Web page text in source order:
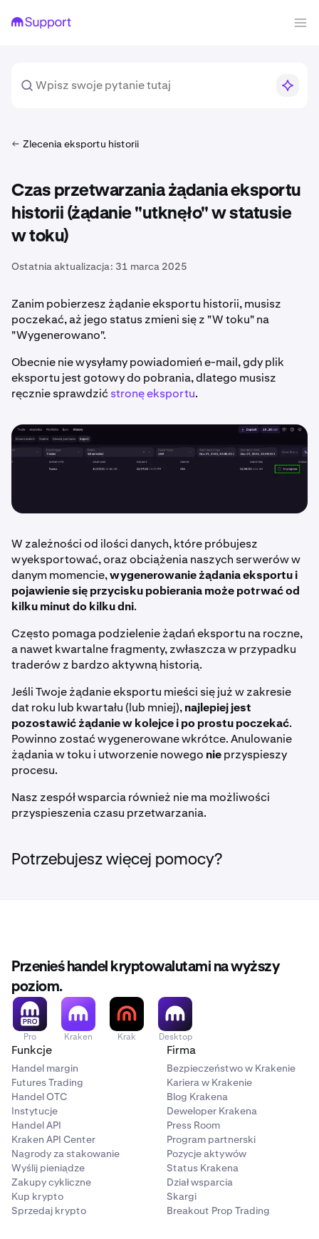
Zlecenia eksportu historii
Czas przetwarzania żądania eksportu
historii (żądanie "utknęło" w statusie
w toku)
Ostatnia aktualizacja: 31 marca 2025
Zanim pobierzesz żądanie eksportu historii, musisz
poczekać, aż jego status zmieni się z "W toku" na
"Wygenerowano".
Obecnie nie wysyłamy powiadomień e-mail, gdy plik
eksportu jest gotowy do pobrania, dlatego musisz
ręcznie sprawdzićstronę eksportu.
W zależności od ilości danych, które próbujesz
wyeksportować, oraz obciążenia naszych serwerów w
danym momencie,wygenerowanie żądania eksportu i
pojawienie się przycisku pobierania może potrwać od
kilku minut do kilku dni.
Często pomaga podzielenie żądań eksportu na roczne,
a nawet kwartalne fragmenty, zwłaszcza w przypadku
traderów z bardzo aktywną historią.
Jeśli Twoje żądanie eksportu mieści się już w zakresie
dat roku lub kwartału (lub mniej),najlepiej jest
pozostawić żądanie w kolejce i po prostu poczekać.
Powinno zostać wygenerowane wkrótce. Anulowanie
żądania w toku i utworzenie nowego nieprzyspieszy
procesu.
Nasz zespół wsparcia również nie ma możliwości
przyspieszenia czasu przetwarzania.
Potrzebujesz więcej pomocy?
Przenieś handel kryptowalutami na wyższy
poziom.
Pro Kraken Krak Desktop
Funkcje
Handel margin
Futures Trading
Handel OTC
Instytucje
Handel API
Kraken API Center
Nagrody za stakowanie
Wyślij pieniądze
Zakupy cykliczne
Kup krypto
Sprzedaj krypto
Firma
Bezpieczeństwo w Krakenie
Kariera w Krakenie
Blog Krakena
Deweloper Krakena
Press Room
Program partnerski
Pozycje aktywów
Status Krakena
Dział wsparcia
Skargi
Breakout Prop Trading